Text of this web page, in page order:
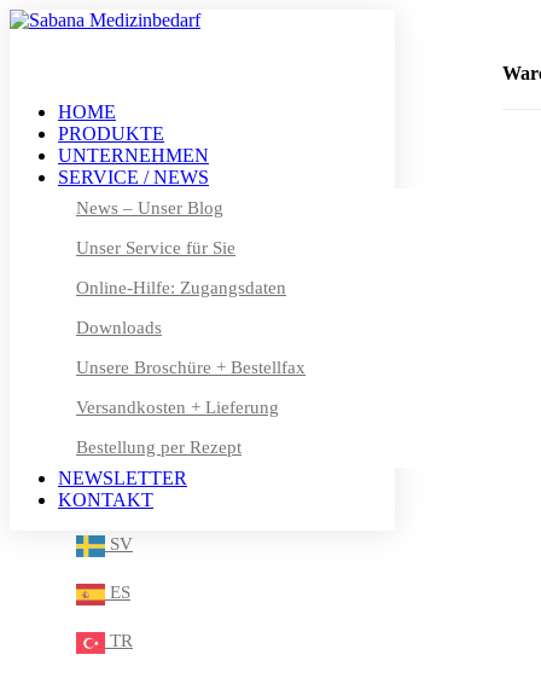
+49 (0) 611 – 50 46 40 8-0
MEIN KONTO
DE
DE
EN
FR
NL
FI
IT
SV
ES
TR
HOME
PRODUKTE
UNTERNEHMEN
SERVICE / NEWS
News – Unser Blog
Unser Service für Sie
Online-Hilfe: Zugangsdaten
Downloads
Unsere Broschüre + Bestellfax
Versandkosten + Lieferung
Bestellung per Rezept
NEWSLETTER
KONTAKT